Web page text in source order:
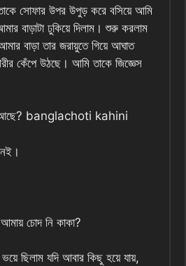
সোফার উপর উপুড় করে বসিয়ে আমি
বাড়াটা ঢুকিয়ে দিলাম। শুরু করলাম
বাড়া তার জরায়ুতে গিয়ে আঘাত
কেঁপে উঠছে। আমি তাকে জিজ্ঞেস
আছে? banglachoti kahini
চোদ নি কাকা?
ছিলাম যদি আবার কিছু হয়ে যায়,